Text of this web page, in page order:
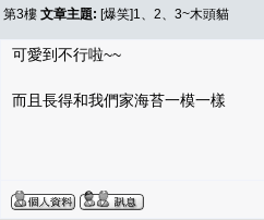
第3樓 文章主題: [爆笑]1、2、3~木頭貓
可愛到不行啦~~
而且長得和我們家海苔一模一樣